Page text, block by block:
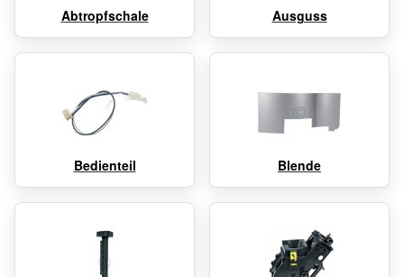
Abtropfschale Ausguss
Bedienteil Blende